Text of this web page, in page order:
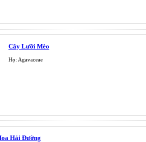
Cây Lưỡi Mèo
Họ: Agavaceae
Hải Đường